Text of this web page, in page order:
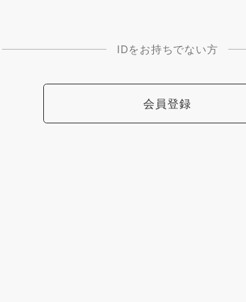
IDをお持ちでない方
会員登録